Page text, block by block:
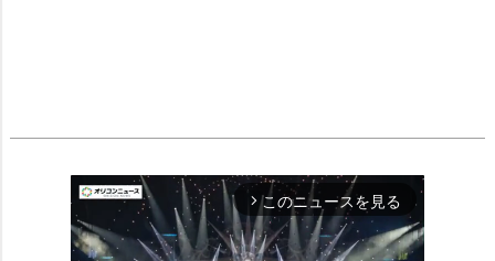
arrow_forward_ios このニュースを見る